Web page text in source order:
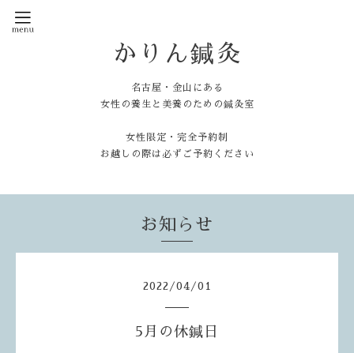
かりん鍼灸
名古屋・金山にある
女性の養生と美養のための鍼灸室
女性限定・完全予約制
お越しの際は必ずご予約ください
お知らせ
2022 /04 /01
5月の休鍼日